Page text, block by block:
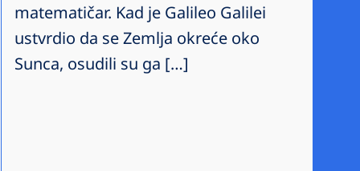
matematičar. Kad je Galileo Galilei
ustvrdio da se Zemlja okreće oko
Sunca, osudili su ga […]